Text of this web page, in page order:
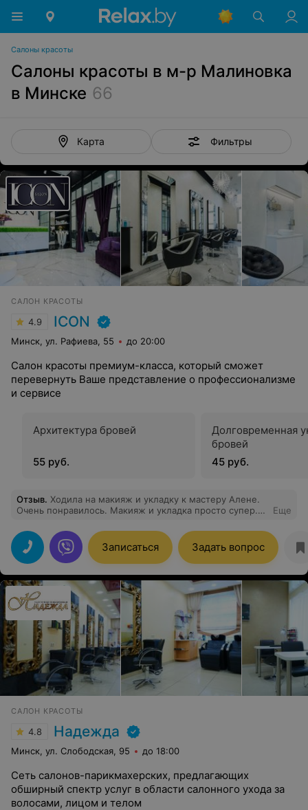
Салоны красоты
Салоны красоты в м-р Малиновка
в Минске 66
Карта Фильтры
САЛОН КРАСОТЫ
4.9 ICON
Минск, ул. Рафиева, 55 до 20:00
Салон красоты премиум-класса, который сможет
перевернуть Ваше представление о профессионализме
и сервисе
Архитектура бровей
55 руб.
Долговременная
бровей
45 руб.
Отзыв. Ходила на макияж и укладку к мастеру Алене.
Очень понравилось. Макияж и укладка просто супер.
референсами. Я на свадьбе собрала множество
комплиментов И при этом все очень долго по времени
держалось Плюс ко всему мастер Алена очень
приятная девушка в общении, с ней два часа за
разговорами вообще пролетели незаметно Поэтому
спасибо Вам большое и отдельное спасибо Алене!
Думаю что еще обязательно вернусь в Ваш салон)
Еще
Записаться Задать вопрос
САЛОН КРАСОТЫ
4.8 Надежда
Минск, ул. Слободская, 95 до 18:00
Сеть салонов-парикмахерских, предлагающих
обширный спектр услуг в области салонного ухода за
волосами, лицом и телом